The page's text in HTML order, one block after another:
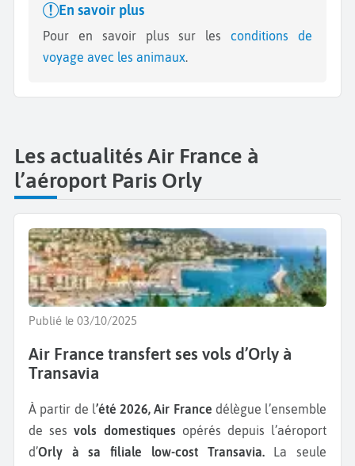
En savoir plus
Pour en savoir plus sur les conditions de
voyage avec les animaux.
Les actualités Air France à
l’aéroport Paris Orly
Publié le 03/10/2025
Air France transfert ses vols d’Orly à
Transavia
À partir de l ’été 2026, Air France délègue l’ensemble
de sesvols domestiques opérés depuis l’aéroport
d’Orly à sa filiale low-cost Transavia. La seule